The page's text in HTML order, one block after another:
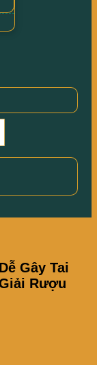
Gây Tai
Rượu